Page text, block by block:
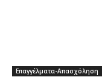
Επαγγέλματα-Απασχόληση